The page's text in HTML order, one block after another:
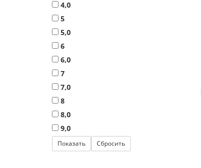
4,0
5
5,0
6
6,0
7
7,0
8
8,0
9,0